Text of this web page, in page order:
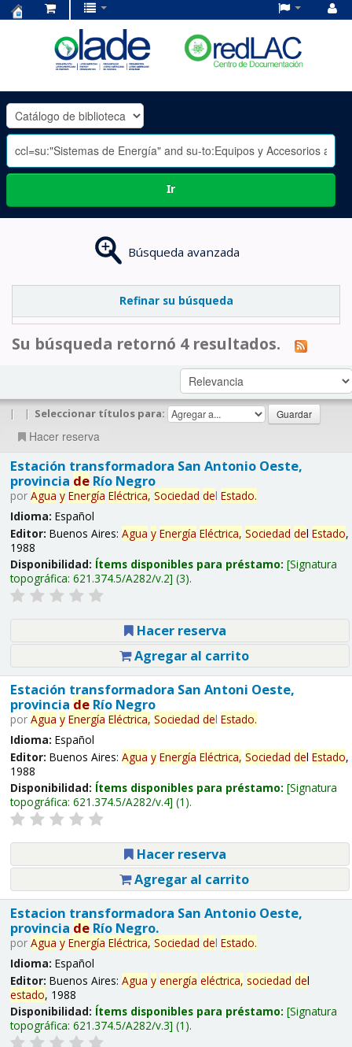
OLADE
-
Ir
Búsqueda avanzada
Refinar su búsqueda
Su búsqueda retornó 4 resultados.
| | Seleccionar títulos para:
Hacer reserva
Estación transformadora San Antonio Oeste,
provincia deRío Negro
por Agua y Energía Eléctrica, Sociedad del Estado.
Idioma: Español
Editor: Buenos Aires: Agua y Energía Eléctrica, Sociedad del Estado,
1988
Disponibilidad: Ítems disponibles para préstamo: Signatura
topográfica: 621.374.5/A282/v.2 (3).
Hacer reserva
Agregar al carrito
Estación transformadora San Antoni Oeste,
provincia deRío Negro
por Agua y Energía Eléctrica, Sociedad del Estado.
Idioma: Español
Editor: Buenos Aires: Agua y Energía Eléctrica, Sociedad del Estado,
1988
Disponibilidad: Ítems disponibles para préstamo: Signatura
topográfica: 621.374.5/A282/v.4 (1).
Hacer reserva
Agregar al carrito
Estacion transformadora San Antonio Oeste,
provincia deRío Negro.
por Agua y Energía Eléctrica, Sociedad del Estado.
Idioma: Español
Editor: Buenos Aires: Agua y energía eléctrica, sociedad del
estado, 1988
Disponibilidad: Ítems disponibles para préstamo: Signatura
topográfica: 621.374.5/A282/v.3 (1).